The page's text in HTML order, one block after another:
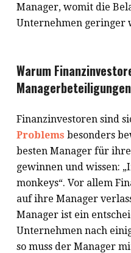
Manager, womit die
Unternehmen geringer
Warum
Finanzinvestoren sind
Problems besonders
besten Manager für
gewinnen und wissen:
monkeys“. Vor allem
auf ihre Manager
Manager ist ein
Unternehmen nach
so muss der Manager